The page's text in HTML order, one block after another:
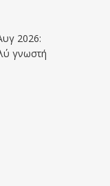
2026:
γνωστή